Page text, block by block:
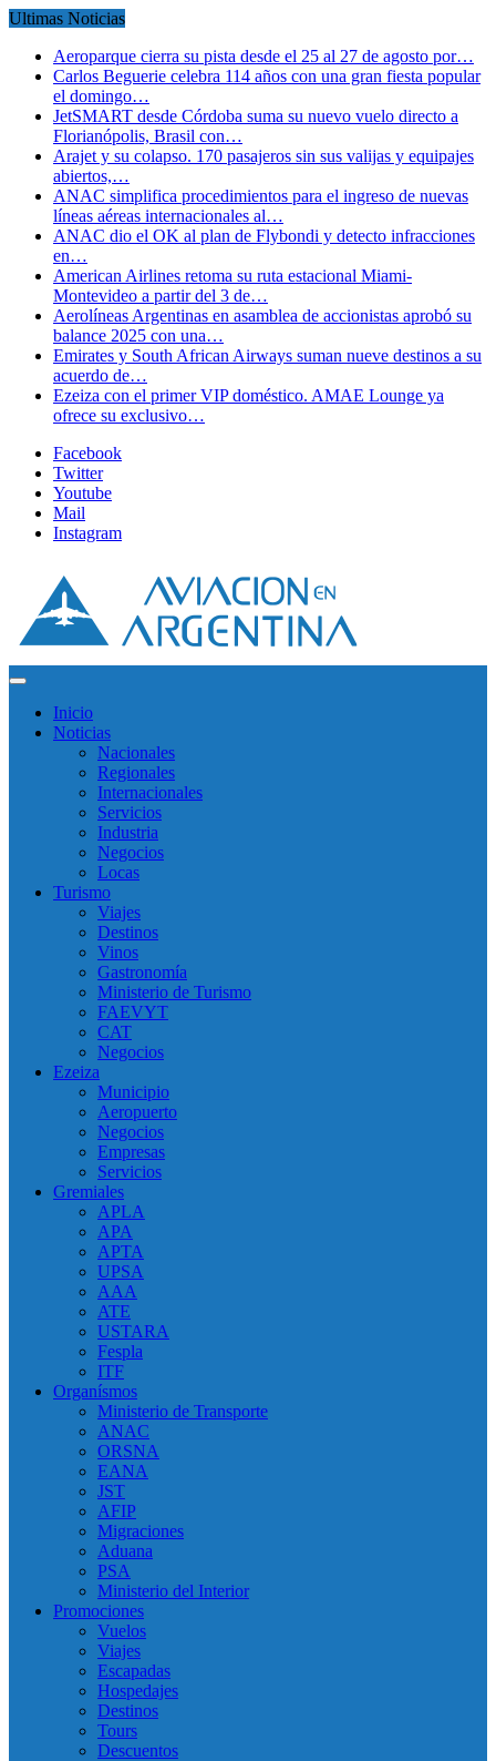
Ultimas Noticias
Aeroparque cierra su pista desde el 25 al 27 de agosto por…
Carlos Beguerie celebra 114 años con una gran fiesta popular
el domingo…
JetSMART desde Córdoba suma su nuevo vuelo directo a
Florianópolis, Brasil con…
Arajet y su colapso. 170 pasajeros sin sus valijas y equipajes
abiertos,…
ANAC simplifica procedimientos para el ingreso de nuevas
líneas aéreas internacionales al…
ANAC dio el OK al plan de Flybondi y detecto infracciones
en…
American Airlines retoma su ruta estacional Miami-
Montevideo a partir del 3 de…
Aerolíneas Argentinas en asamblea de accionistas aprobó su
balance 2025 con una…
Emirates y South African Airways suman nueve destinos a su
acuerdo de…
Ezeiza con el primer VIP doméstico. AMAE Lounge ya
ofrece su exclusivo…
Facebook
Twitter
Youtube
Mail
Instagram
Inicio
Noticias
Nacionales
Regionales
Internacionales
Servicios
Industria
Negocios
Locas
Turismo
Viajes
Destinos
Vinos
Gastronomía
Ministerio de Turismo
FAEVYT
CAT
Negocios
Ezeiza
Municipio
Aeropuerto
Negocios
Empresas
Servicios
Gremiales
APLA
APA
APTA
UPSA
AAA
ATE
USTARA
Fespla
ITF
Organísmos
Ministerio de Transporte
ANAC
ORSNA
EANA
JST
AFIP
Migraciones
Aduana
PSA
Ministerio del Interior
Promociones
Vuelos
Viajes
Escapadas
Hospedajes
Destinos
Tours
Descuentos